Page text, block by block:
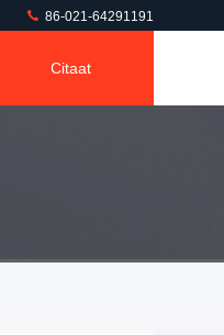
86-021-64291191
Citaat